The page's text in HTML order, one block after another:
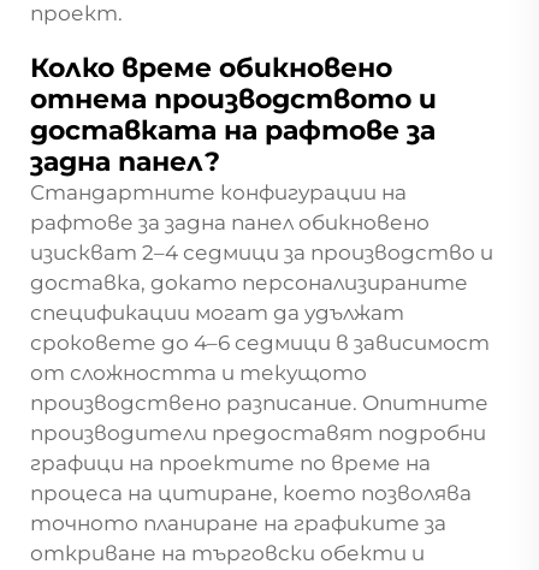
проект.
Колко време обикновено
отнема производството и
доставката на рафтове за
задна панел?
Стандартните конфигурации на
рафтове за задна панел обикновено
изискват 2–4 седмици за производство и
доставка, докато персонализираните
спецификации могат да удължат
сроковете до 4–6 седмици в зависимост
от сложността и текущото
производствено разписание. Опитните
производители предоставят подробни
графици на проектите по време на
процеса на цитиране, което позволява
точното планиране на графиките за
откриване на търговски обекти и